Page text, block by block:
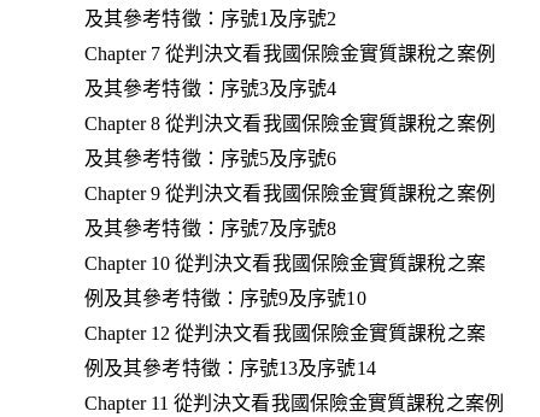
及其參考特徵：序號1及序號2
Chapter 7 從判決文看我國保險金實質課稅之案例
及其參考特徵：序號3及序號4
Chapter 8 從判決文看我國保險金實質課稅之案例
及其參考特徵：序號5及序號6
Chapter 9 從判決文看我國保險金實質課稅之案例
及其參考特徵：序號7及序號8
Chapter 10 從判決文看我國保險金實質課稅之案
例及其參考特徵：序號9及序號10
Chapter 12 從判決文看我國保險金實質課稅之案
例及其參考特徵：序號13及序號14
Chapter 11 從判決文看我國保險金實質課稅之案例